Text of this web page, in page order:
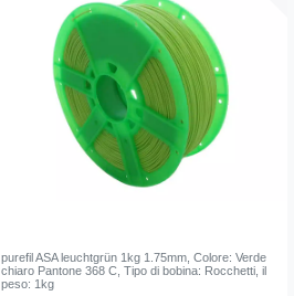
purefil ASA leuchtgrün 1kg 1.75mm , Colore: Verde
chiaro Pantone 368 C , Tipo di bobina: Rocchetti , il
peso: 1kg